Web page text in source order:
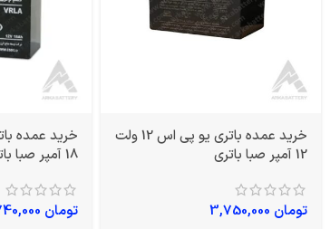
خرید عمده باتری یو پی اس 12 ولت
12 آمپر صبا باتری
تومان
18 آمپر صبا باتری
تومان